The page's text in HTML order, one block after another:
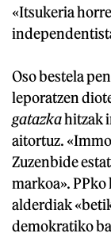
«Itsukeria
Oso bestela
leporatzen
gatazkahitzak
aitortuz.
Zuzenbide
markoa».
alderdiak
demokratiko